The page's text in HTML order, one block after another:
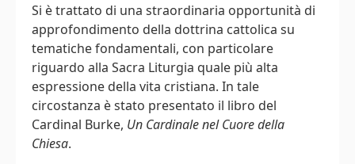
Si è trattato di una straordinaria opportunità di
approfondimento della dottrina cattolica su
tematiche fondamentali, con particolare
riguardo alla Sacra Liturgia quale più alta
espressione della vita cristiana. In tale
circostanza è stato presentato il libro del
Cardinal Burke, Un Cardinale nel Cuore della
Chiesa.